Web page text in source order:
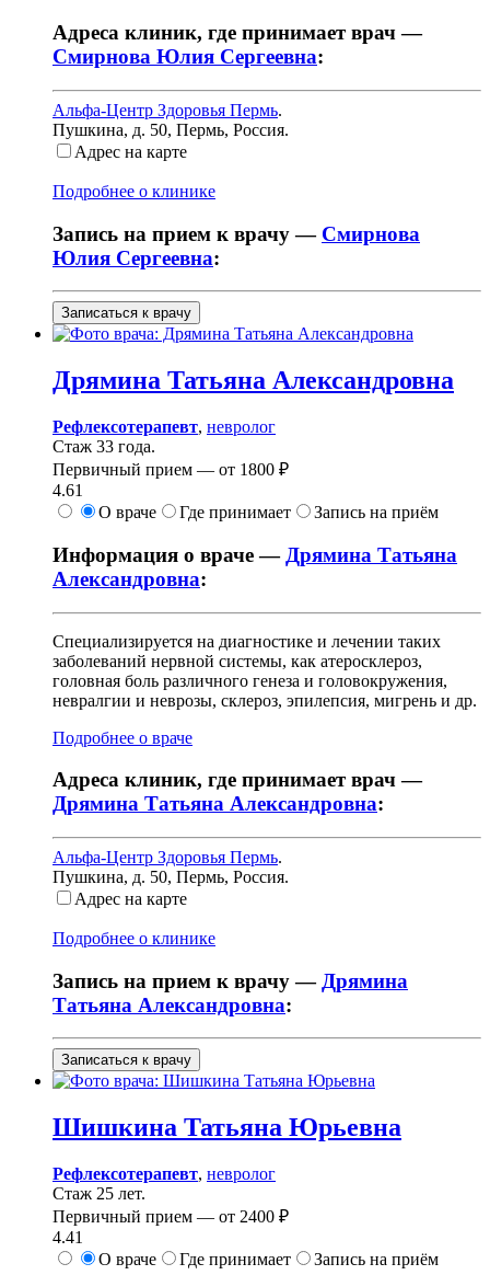
Адреса клиник, где принимает врач —
Смирнова Юлия Сергеевна:
Альфа-Центр Здоровья Пермь.
Пушкина, д. 50, Пермь, Россия.
Адрес на карте
Подробнее о клинике
Запись на прием к врачу — Смирнова
Юлия Сергеевна:
Записаться к врачу
Дрямина Татьяна Александровна
Рефлексотерапевт, невролог
Стаж 33 года.
Первичный прием — от 1800 ₽
4.61
О враче
Где принимает Запись на приём
Информация о враче — Дрямина Татьяна
Александровна:
Специализируется на диагностике и лечении таких
заболеваний нервной системы, как атеросклероз,
головная боль различного генеза и головокружения,
невралгии и неврозы, склероз, эпилепсия, мигрень и др.
Подробнее о враче
Адреса клиник, где принимает врач —
Дрямина Татьяна Александровна:
Альфа-Центр Здоровья Пермь.
Пушкина, д. 50, Пермь, Россия.
Адрес на карте
Подробнее о клинике
Запись на прием к врачу — Дрямина
Татьяна Александровна:
Записаться к врачу
Шишкина Татьяна Юрьевна
Рефлексотерапевт, невролог
Стаж 25 лет.
Первичный прием — от 2400 ₽
4.41
О враче
Где принимает Запись на приём